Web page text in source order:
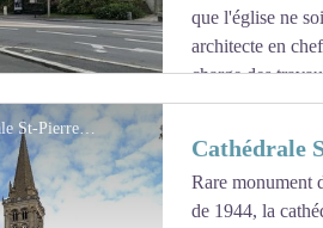
Voir l'image en plein écran
que l'église ne
architecte en
charge des
des églises classiques, l'architecture
de la reconstruction.
Cathédrale St-Pierre à Lisieux - Association Colomban en Brie
Cathédrale
Rare monument
de 1944, la